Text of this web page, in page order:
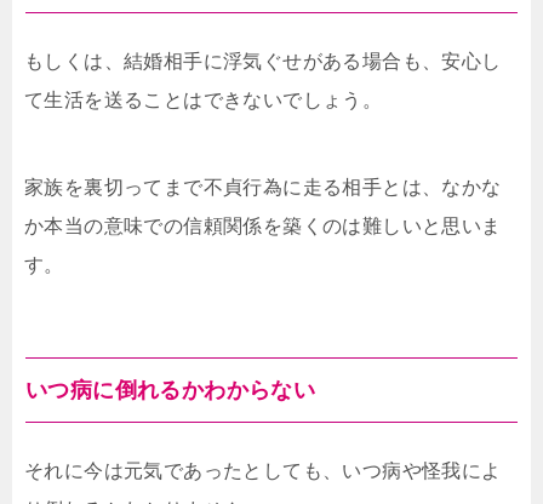
もしくは、結婚相手に浮気ぐせがある場合も、安心し
て生活を送ることはできないでしょう。
家族を裏切ってまで不貞行為に走る相手とは、なかな
か本当の意味での信頼関係を築くのは難しいと思いま
す。
いつ病に倒れるかわからない
それに今は元気であったとしても、いつ病や怪我によ